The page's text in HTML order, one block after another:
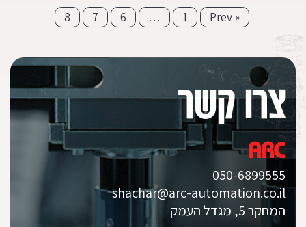
Posts
pagination
« Prev
1
…
6
7
8
צרו קשר
050-6899555
shachar@arc-automation.co.il
המחקר 5, מגדל העמק